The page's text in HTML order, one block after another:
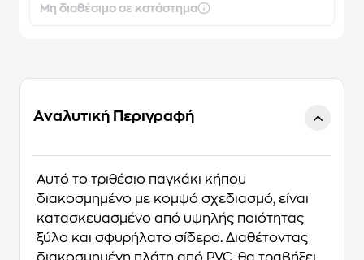
Μη διαθέσιμο σε κατάστημα
Αναλυτική Περιγραφή
Αυτό το τριθέσιο παγκάκι κήπου
διακοσμημένο με κομψό σχεδιασμό, είναι
κατασκευασμένο από υψηλής ποιότητας
ξύλο και σφυρήλατο σίδερο. Διαθέτοντας